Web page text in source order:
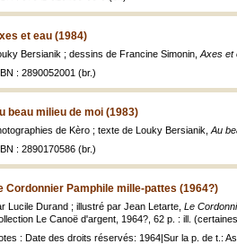
et eau (1984)
Bersianik ; dessins de Francine Simonin, Axes et
: 2890052001 (br.)
beau milieu de moi (1983)
de Kèro ; texte de Louky Bersianik, Au
: 2890170586 (br.)
Cordonnier Pamphile mille-pattes (1964?)
Lucile Durand ; illustré par Jean Letarte, Le
Le Canoë d'argent, 1964?, 62 p. : ill.
: Date des droits réservés: 1964|Sur la p. de t.: